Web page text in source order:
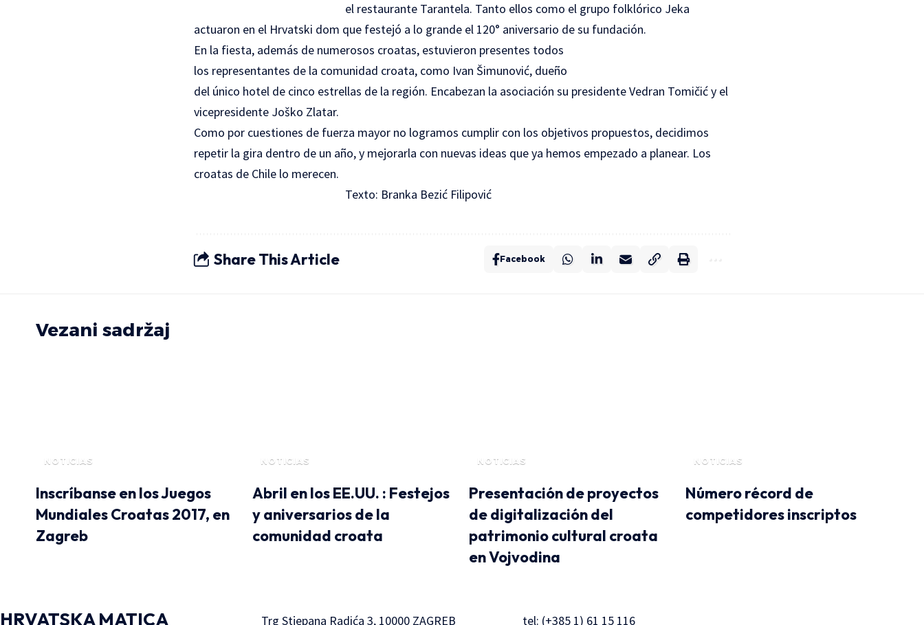
el restaurante Tarantela. Tanto ellos como el grupo folklórico Jeka
actuaron en el Hrvatski dom que festejó a lo grande el 120° aniversario de su fundación.
En la fiesta, además de numerosos croatas, estuvieron presentes todos
los representantes de la comunidad croata, como Ivan Šimunović, dueño
del único hotel de cinco estrellas de la región. Encabezan la asociación su presidente Vedran Tomičić y el
vicepresidente Joško Zlatar.
Como por cuestiones de fuerza mayor no logramos cumplir con los objetivos propuestos, decidimos
repetir la gira dentro de un año, y mejorarla con nuevas ideas que ya hemos empezado a planear. Los
croatas de Chile lo merecen.
Texto: Branka Bezić Filipović
Share This Article Facebook
Vezani sadržaj
NOTICIAS
Inscríbanse en los Juegos
Mundiales Croatas 2017, en
Zagreb
NOTICIAS
Abril en los EE.UU. : Festejos
y aniversarios de la
comunidad croata
NOTICIAS
Presentación de proyectos
de digitalización del
patrimonio cultural croata
en Vojvodina
NOTICIAS
Número récord de
competidores inscriptos
HRVATSKA MATICA Trg Stjepana Radića 3, 10000 ZAGREB tel: (+385 1) 61 15 116